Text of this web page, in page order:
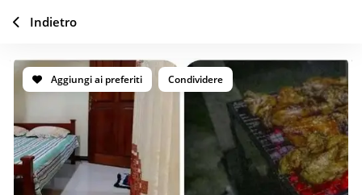
Aggiungi ai preferiti Condividere
Indietro